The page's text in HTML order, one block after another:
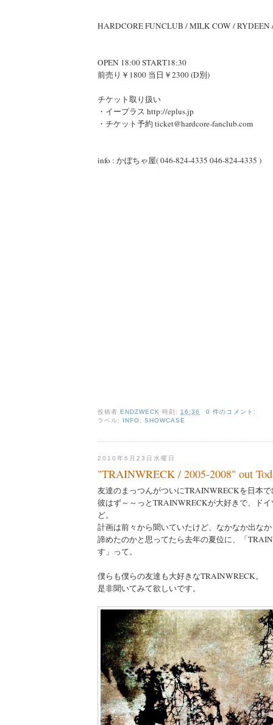
HARDCORE FUNCLUB / MILK COW / RYDEEN
OPEN 18:00 START18:30
前売り￥1800 当日￥2300 (D別)
チケット取り扱い
・イープラス http://eplus.jp
・チケット予約 ticket@hardcore-fanclub.com
info : かぼちゃ屋( 046-824-4335 046-824-4335 )
投稿者ENDZWECK 時刻: 16:36
0 件のコメント:
ラベル: INFO ,SHOWCASE
2010年6月23日水曜日
"TRAINWRECK / 2005-2008" out
友達のまっつんがついにTRAINWRECKを日本
彼はず～～っとTRAINWRECKが大好きで、ド
ど。
計画は前々から聞いていたけど、なかなか出な
諦めたのかと思ってたら去年の夏位に、「
す」って。
僕らも僕らの友達も大好きなTRAINWRECK。
是非聞いてみて欲しいです。